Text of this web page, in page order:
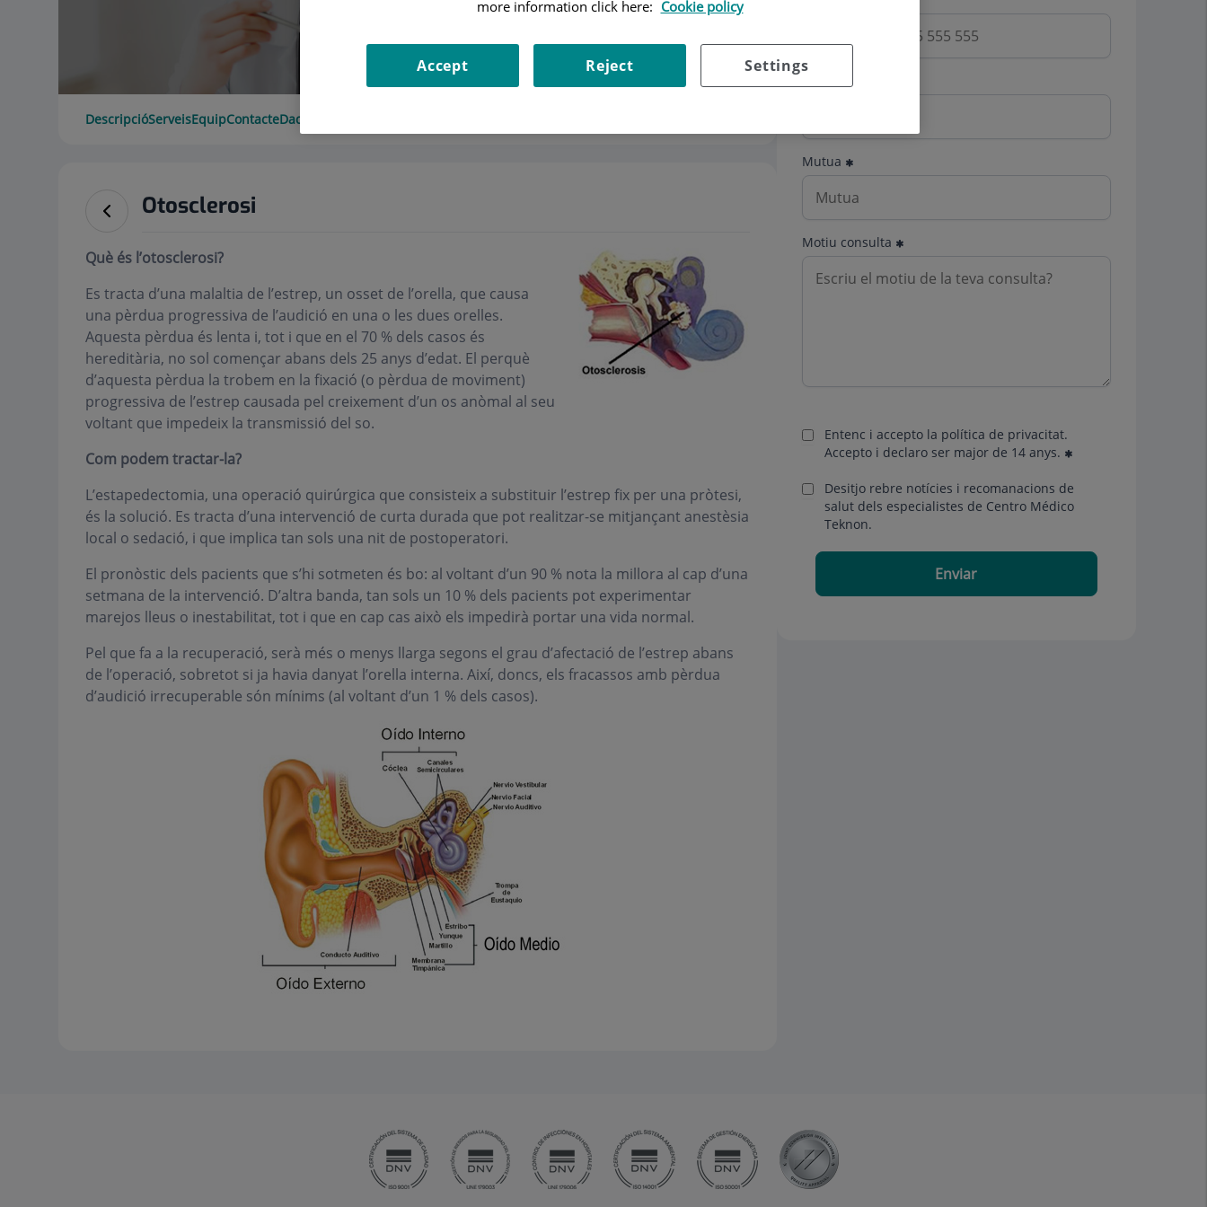
DescripcióServeisEquipContacteDades d'interès
Otosclerosi
Què és l’otosclerosi?
Es tracta d’una malaltia de l’estrep, un osset de l’orella, que causa
una pèrdua progressiva de l’audició en una o les dues orelles.
Aquesta pèrdua és lenta i, tot i que en el 70 % dels casos és
hereditària, no sol començar abans dels 25 anys d’edat. El perquè
d’aquesta pèrdua la trobem en la fixació (o pèrdua de moviment)
progressiva de l’estrep causada pel creixement d’un os anòmal al seu
voltant que impedeix la transmissió del so.
Com podem tractar-la?
L’estapedectomia, una operació quirúrgica que consisteix a substituir l’estrep fix per una pròtesi,
és la solució. Es tracta d’una intervenció de curta durada que pot realitzar-se mitjançant anestèsia
local o sedació, i que implica tan sols una nit de postoperatori.
El pronòstic dels pacients que s’hi sotmeten és bo: al voltant d’un 90 % nota la millora al cap d’una
setmana de la intervenció. D’altra banda, tan sols un 10 % dels pacients pot experimentar
marejos lleus o inestabilitat, tot i que en cap cas això els impedirà portar una vida normal.
Pel que fa a la recuperació, serà més o menys llarga segons el grau d’afectació de l’estrep abans
de l’operació, sobretot si ja havia danyat l’orella interna. Així, doncs, els fracassos amb pèrdua
d’audició irrecuperable són mínims (al voltant d’un 1 % dels casos).
Mutua
Motiu consulta
Entenc i accepto la política de privacitat.
Accepto i declaro ser major de 14 anys.
Desitjo rebre notícies i recomanacions de
salut dels especialistes de Centro Médico
Teknon.
Enviar
more information click here: Cookie policy
Settings
Reject
Accept